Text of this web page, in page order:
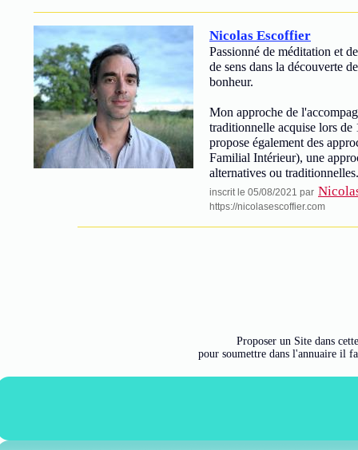
Nicolas Escoffier
Passionné de méditation et
de sens dans la découverte
bonheur.
Mon approche de
traditionnelle acquise lors de
propose également des
Familial Intérieur), une
alternatives ou traditionnelles.
inscrit le 05/08/2021 par
https://nicolasescoffier.com
Proposer un Site dans
pour soumettre dans l'annuaire il